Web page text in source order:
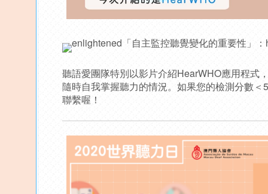
「自主監控聽覺變化的重要性」：
聽語愛團隊特別以影片介紹HearWHO應用程式
隨時自我掌握聽力的情況。如果您的檢測分數
聯繫喔！